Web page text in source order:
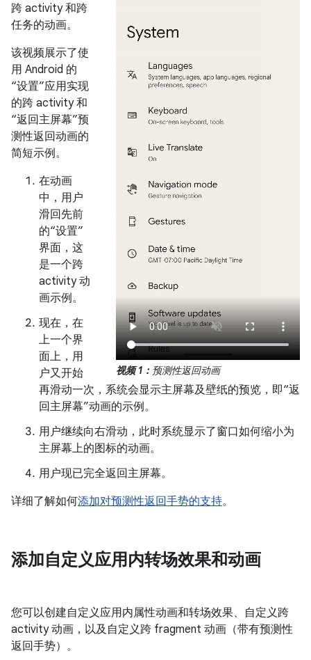
视频 1： 预测性返回动画
跨 activity 和跨
任务的动画。
该视频展示了使
用 Android 的
“设置”应用实现
的跨 activity 和
“返回主屏幕”预
测性返回动画的
简短示例。
在动画
中，用户
滑回先前
的“设置”
界面，这
是一个跨
activity 动
画示例。
现在，在
上一个界
面上，用
户又开始
再滑动一次，系统会显示主屏幕及壁纸的预览，即“返
回主屏幕”动画的示例。
用户继续向右滑动，此时系统显示了窗口如何缩小为
主屏幕上的图标的动画。
用户现已完全返回主屏幕。
详细了解如何添加对预测性返回手势的支持。
添加自定义应用内转场效果和动画
您可以创建自定义应用内属性动画和转场效果、自定义跨
activity 动画，以及自定义跨 fragment 动画（带有预测性
返回手势）。